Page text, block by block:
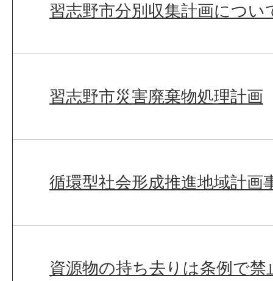
習志野市分別収集計画につい
習志野市災害廃棄物処理計画
循環型社会形成推進地域計画
資源物の持ち去りは条例で